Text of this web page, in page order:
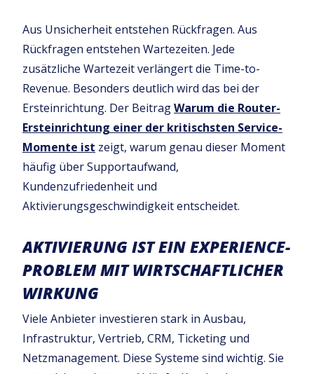
Aus Unsicherheit entstehen Rückfragen. Aus
Rückfragen entstehen Wartezeiten. Jede
zusätzliche Wartezeit verlängert die Time-to-
Revenue. Besonders deutlich wird das bei der
Ersteinrichtung. Der BeitragWarum die Router-
Ersteinrichtung einer der kritischsten Service-
Momente ist zeigt, warum genau dieser Moment
häufig über Supportaufwand,
Kundenzufriedenheit und
Aktivierungsgeschwindigkeit entscheidet.
AKTIVIERUNG IST EIN EXPERIENCE-
PROBLEM MIT WIRTSCHAFTLICHER
WIRKUNG
Viele Anbieter investieren stark in Ausbau,
Infrastruktur, Vertrieb, CRM, Ticketing und
Netzmanagement. Diese Systeme sind wichtig. Sie